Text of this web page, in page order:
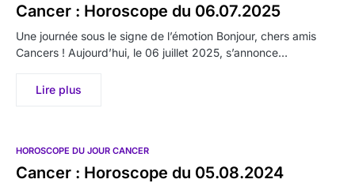
Cancer : Horoscope du 06.07.2025
Une journée sous le signe de l’émotion Bonjour, chers amis
Cancers ! Aujourd’hui, le 06 juillet 2025, s’annonce…
Lire plus
HOROSCOPE DU JOUR CANCER
Cancer : Horoscope du 05.08.2024